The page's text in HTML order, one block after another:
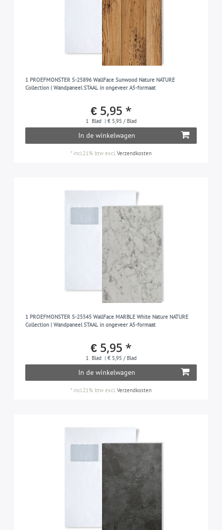
1 PROEFMONSTER S-25896 WallFace Sunwood Nature NATURE
Collection | Wandpaneel STAAL in ongeveer A5-formaat
€ 5,95 *
1 Blad | € 5,95 / Blad
In de winkelwagen
* incl.21% btw excl. Verzendkosten
1 PROEFMONSTER S-25545 WallFace MARBLE White Nature NATURE
Collection | Wandpaneel STAAL in ongeveer A5-formaat
€ 5,95 *
1 Blad | € 5,95 / Blad
In de winkelwagen
* incl.21% btw excl.Verzendkosten